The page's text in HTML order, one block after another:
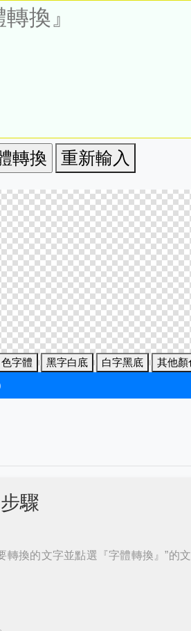
重新輸入
字體 黑字白底 白字黑底 其他
驟
換的文字並點選『字體轉換』”的